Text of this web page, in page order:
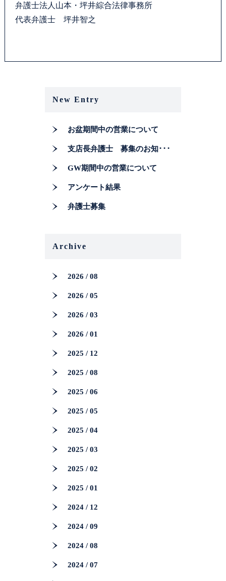
弁護士法人山本・坪井綜合法律事務所
代表弁護士 坪井智之
New Entry
お盆期間中の営業について
支店長弁護士 募集のお知･･･
GW期間中の営業について
アンケート結果
弁護士募集
Archive
2026 / 08
2026 / 05
2026 / 03
2026 / 01
2025 / 12
2025 / 08
2025 / 06
2025 / 05
2025 / 04
2025 / 03
2025 / 02
2025 / 01
2024 / 12
2024 / 09
2024 / 08
2024 / 07